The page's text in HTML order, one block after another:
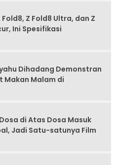
Z Fold8 Ultra, dan Z
Ini Spesifikasi
Dihadang Demonstran
Makan Malam di
di Atas Dosa Masuk
Jadi Satu-satunya Film